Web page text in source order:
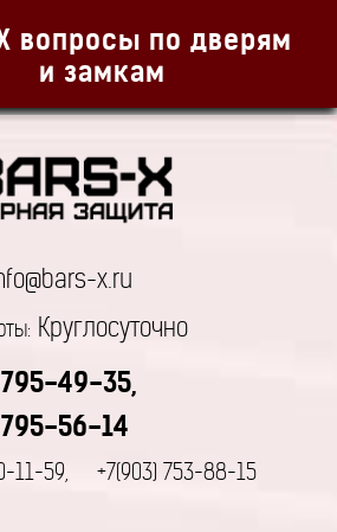
вопросы по дверям
и замкам
x.ru
Круглосуточно
49-35,
56-14
11-59, +7(903) 753-88-15